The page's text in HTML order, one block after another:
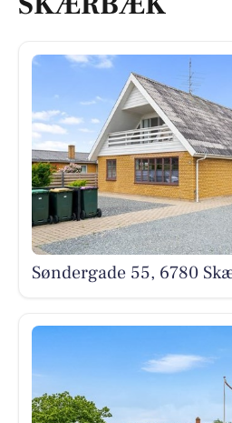
Søndergade 55, 6780